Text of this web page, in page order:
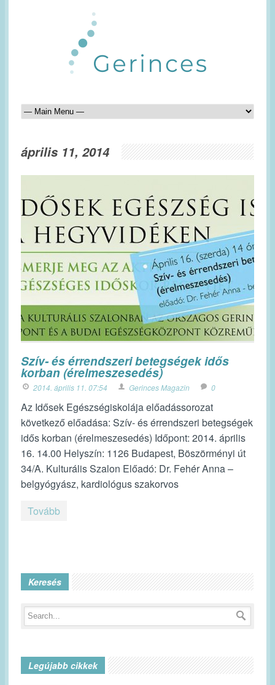
április 11, 2014
Szív- és érrendszeri betegségek idős
korban (érelmeszesedés)
2014. április 11. 07:54 Gerinces Magazin 0
Az Idősek Egészségiskolája előadássorozat
következő előadása: Szív- és érrendszeri betegségek
idős korban (érelmeszesedés) Időpont: 2014. április
16. 14.00 Helyszín: 1126 Budapest, Böszörményi út
34/A. Kulturális Szalon Előadó: Dr. Fehér Anna –
belgyógyász, kardiológus szakorvos
Tovább
Keresés
Legújabb cikkek